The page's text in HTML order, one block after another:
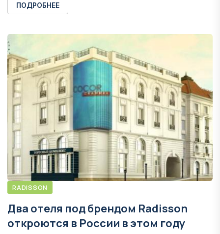
ПОДРОБНЕЕ
RADISSON
Два отеля под брендом Radisson
откроются в России в этом году